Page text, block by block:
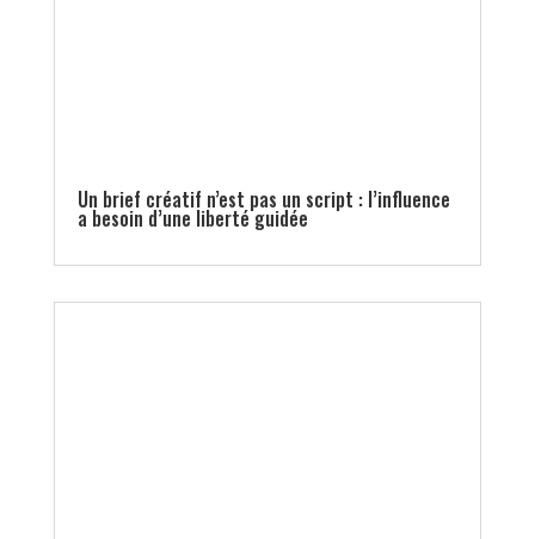
Un brief créatif n’est pas un script : l’influence
a besoin d’une liberté guidée